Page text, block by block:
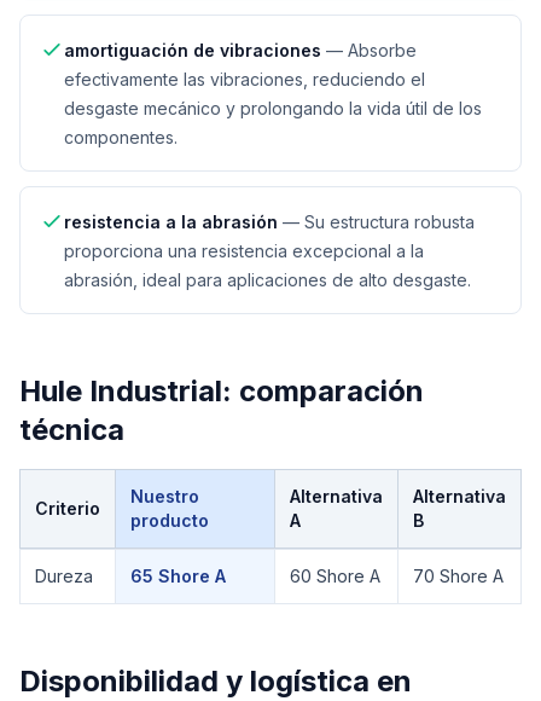
amortiguación de vibraciones — Absorbe
efectivamente las vibraciones, reduciendo el
desgaste mecánico y prolongando la vida útil de los
componentes.
resistencia a la abrasión — Su estructura robusta
proporciona una resistencia excepcional a la
abrasión, ideal para aplicaciones de alto desgaste.
Hule Industrial: comparación
técnica
Criterio
Nuestro
producto
Alternativa
A
Alternativa
B
Dureza 65 Shore A 60 Shore A 70 Shore A
Disponibilidad y logística en